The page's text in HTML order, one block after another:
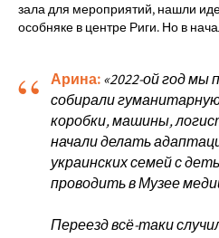
зала для мероприятий, нашли
особняке в центре Риги. Но в
“ Арина: «2022-ой год
собирали
коробки, машины,
начали делать
украинских семей с
проводить в Музее
Переезд всё-таки